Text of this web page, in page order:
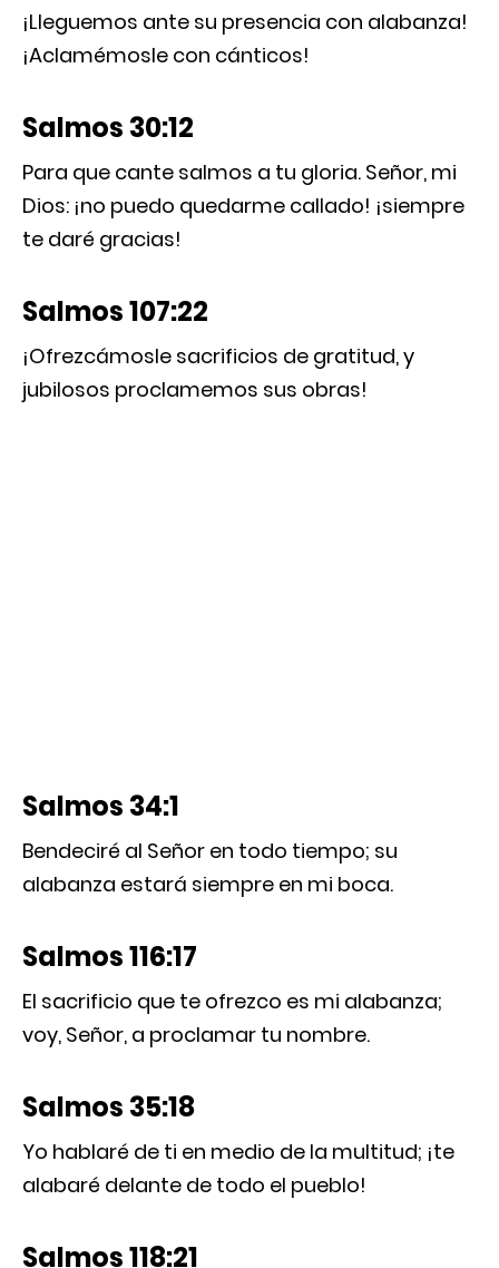
¡Lleguemos ante su presencia con alabanza!
¡Aclamémosle con cánticos!
Salmos 30:12
Para que cante salmos a tu gloria. Señor, mi
Dios: ¡no puedo quedarme callado! ¡siempre
te daré gracias!
Salmos 107:22
¡Ofrezcámosle sacrificios de gratitud, y
jubilosos proclamemos sus obras!
Salmos 34:1
Bendeciré al Señor en todo tiempo; su
alabanza estará siempre en mi boca.
Salmos 116:17
El sacrificio que te ofrezco es mi alabanza;
voy, Señor, a proclamar tu nombre.
Salmos 35:18
Yo hablaré de ti en medio de la multitud; ¡te
alabaré delante de todo el pueblo!
Salmos 118:21